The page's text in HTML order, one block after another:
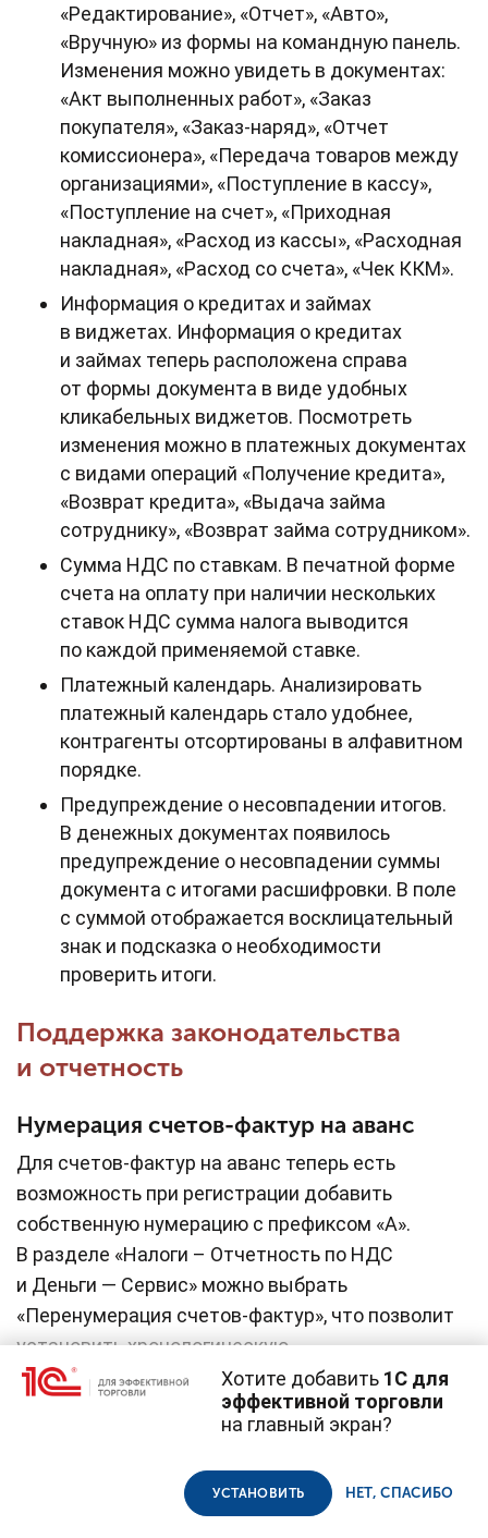
«Редактирование», «Отчет», «Авто»,
«Вручную» из формы на командную панель.
Изменения можно увидеть в документах:
«Акт выполненных работ», «Заказ
покупателя», «Заказ-наряд», «Отчет
комиссионера», «Передача товаров между
организациями», «Поступление в кассу»,
«Поступление на счет», «Приходная
накладная», «Расход из кассы», «Расходная
накладная», «Расход со счета», «Чек ККМ».
Информация о кредитах и займах
в виджетах. Информация о кредитах
и займах теперь расположена справа
от формы документа в виде удобных
кликабельных виджетов. Посмотреть
изменения можно в платежных документах
с видами операций «Получение кредита»,
«Возврат кредита», «Выдача займа
сотруднику», «Возврат займа сотрудником».
Сумма НДС по ставкам. В печатной форме
счета на оплату при наличии нескольких
ставок НДС сумма налога выводится
по каждой применяемой ставке.
Платежный календарь. Анализировать
платежный календарь стало удобнее,
контрагенты отсортированы в алфавитном
порядке.
Предупреждение о несовпадении итогов.
В денежных документах появилось
предупреждение о несовпадении суммы
документа с итогами расшифровки. В поле
с суммой отображается восклицательный
знак и подсказка о необходимости
проверить итоги.
Поддержка законодательства
и отчетность
Нумерация счетов-фактур на аванс
Для счетов-фактур на аванс теперь есть
возможность при регистрации добавить
собственную нумерацию с префиксом «А».
В разделе «Налоги – Отчетность по НДС
и Деньги — Сервис» можно выбрать
«Перенумерация счетов-фактур», что позволит
установить хронологическую
последовательность документов по датам
и установить префикс «А» для уже созданных
Декларация по УСН
cookie-файлы (файлы с данными о прошлых
использование файлов cookie в соответствии с политикой
конфиденциальности
Хотите добавить 1С для
эффективной торговли
на главный экран?
УСТАНОВИТЬ НЕТ, СПАСИБО